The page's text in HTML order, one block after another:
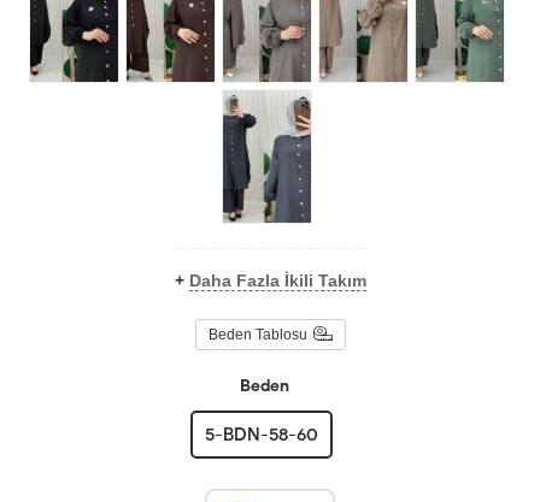
+ Daha Fazla İkili Takım
Beden Tablosu
Beden
5-BDN-58-60